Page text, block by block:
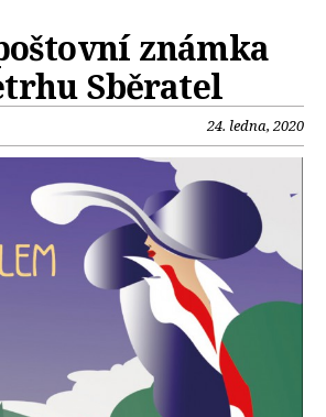
známka
Sběratel
24. ledna, 2020